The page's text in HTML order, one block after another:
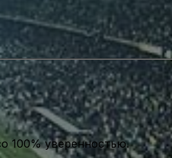
100% уверенностью.